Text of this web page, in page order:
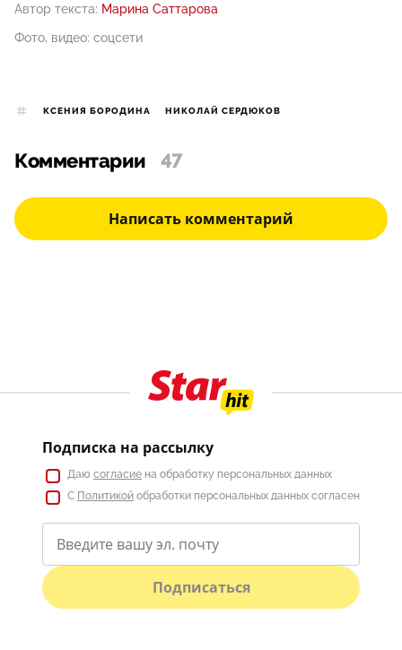
Автор текста: Марина Саттарова
Фото, видео: соцсети
КСЕНИЯ БОРОДИНА НИКОЛАЙ СЕРДЮКОВ
Комментарии 47
Написать комментарий
Подписка на рассылку
Даю согласие на обработку персональных данных
С Политикой обработки персональных данных согласен
Подписаться